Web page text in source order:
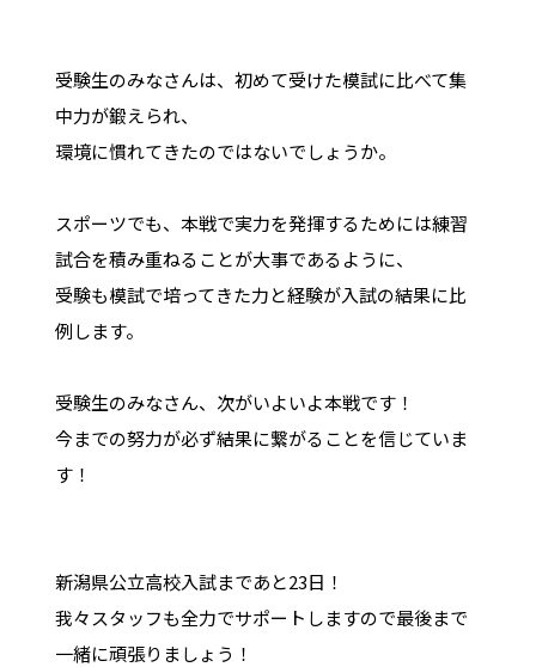
受験生のみなさんは、初めて受けた模試に比べて集
中力が鍛えられ、
環境に慣れてきたのではないでしょうか。
スポーツでも、本戦で実力を発揮するためには練習
試合を積み重ねることが大事であるように、
受験も模試で培ってきた力と経験が入試の結果に比
例します。
受験生のみなさん、次がいよいよ本戦です！
今までの努力が必ず結果に繋がることを信じていま
す！
新潟県公立高校入試まであと23日！
我々スタッフも全力でサポートしますので最後まで
一緒に頑張りましょう！